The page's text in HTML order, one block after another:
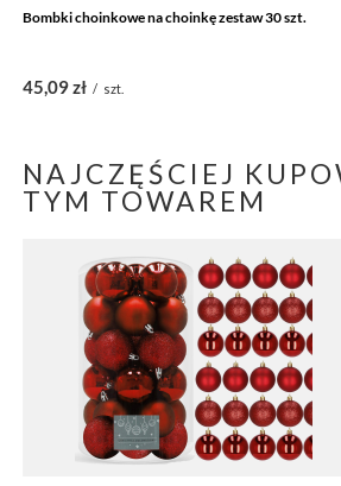
Bombki choinkowe na choinkę zestaw 30 szt.
45,09 zł / szt.
NAJCZĘŚCIEJ
TYM TOWAREM